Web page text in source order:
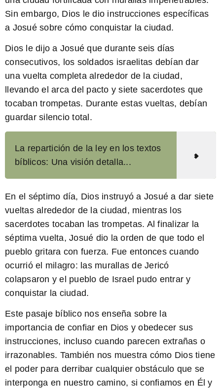
Sin embargo, Dios le dio instrucciones específicas
a Josué sobre cómo conquistar la ciudad.
Dios le dijo a Josué que durante seis días
consecutivos, los soldados israelitas debían dar
una vuelta completa alrededor de la ciudad,
llevando el arca del pacto y siete sacerdotes que
tocaban trompetas. Durante estas vueltas, debían
guardar silencio total.
La repartición de la ley en los textos
bíblicos: Una visión detalla...
En el séptimo día, Dios instruyó a Josué a dar siete
vueltas alrededor de la ciudad, mientras los
sacerdotes tocaban las trompetas. Al finalizar la
séptima vuelta, Josué dio la orden de que todo el
pueblo gritara con fuerza. Fue entonces cuando
ocurrió el milagro: las murallas de Jericó
colapsaron y el pueblo de Israel pudo entrar y
conquistar la ciudad.
Este pasaje bíblico nos enseña sobre la
importancia de confiar en Dios y obedecer sus
instrucciones, incluso cuando parecen extrañas o
irrazonables. También nos muestra cómo Dios tiene
el poder para derribar cualquier obstáculo que se
interponga en nuestro camino, si confiamos en Él y